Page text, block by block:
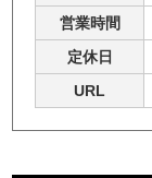
営業時間
定休日
URL